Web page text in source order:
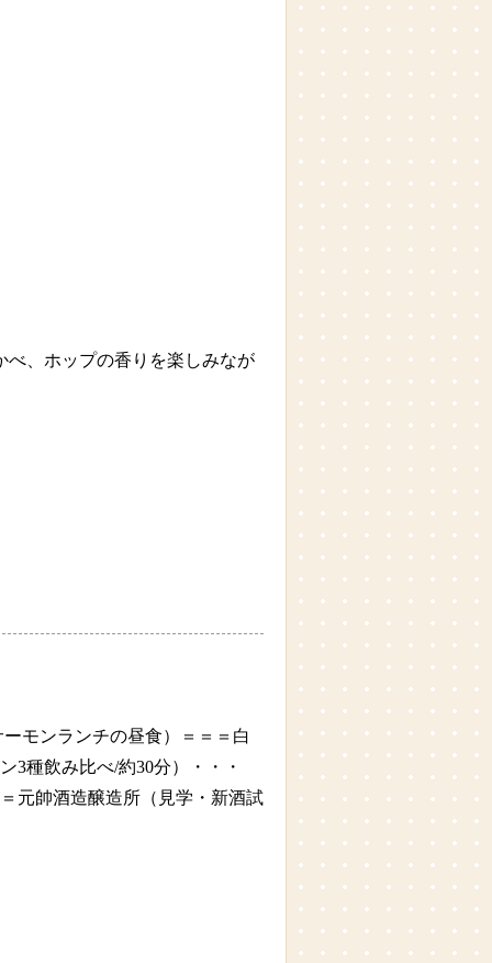
べ、ホップの香りを楽しみなが
モンランチの昼食）＝＝＝白
3種飲み比べ/約30分）・・・
元帥酒造醸造所（見学・新酒試